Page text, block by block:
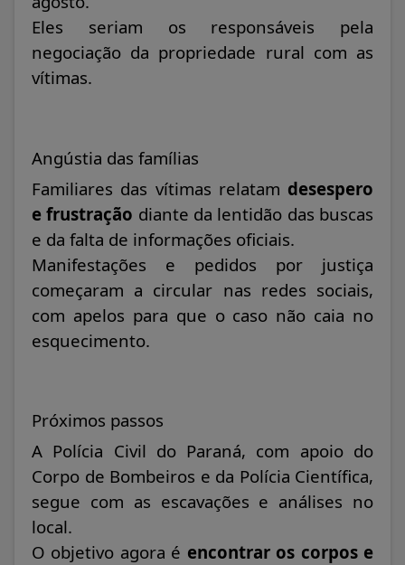
Eles seriam os responsáveis pela
negociação da propriedade rural com as
vítimas.
Angústia das famílias
Familiares das vítimas relatam desespero
e frustração diante da lentidão das buscas
e da falta de informações oficiais.
Manifestações e pedidos por justiça
começaram a circular nas redes sociais,
com apelos para que o caso não caia no
esquecimento.
Próximos passos
A Polícia Civil do Paraná, com apoio do
Corpo de Bombeiros e da Polícia Científica,
segue com as escavações e análises no
local.
O objetivo agora é encontrar os corpos e